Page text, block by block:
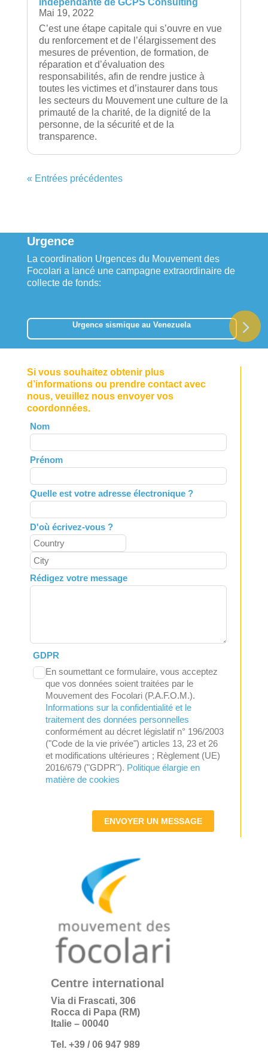
Mai 19, 2022
C’est une étape capitale qui s’ouvre en vue
du renforcement et de l’élargissement des
mesures de prévention, de formation, de
réparation et d’évaluation des
responsabilités, afin de rendre justice à
toutes les victimes et d’instaurer dans tous
les secteurs du Mouvement une culture de la
primauté de la charité, de la dignité de la
personne, de la sécurité et de la
transparence.
« Entrées précédentes
Urgence
La coordination Urgences du Mouvement des
Focolari a lancé une campagne extraordinaire de
collecte de fonds:
Urgence sismique au Venezuela
Si vous souhaitez obtenir plus
d’informations ou prendre contact avec
nous, veuillez nous envoyer vos
coordonnées.
Leave
this
field
blank
Nom
Prénom
Quelle est votre adresse électronique ?
D'où écrivez-vous ?
Rédigez votre message
GDPR
En soumettant ce formulaire, vous acceptez
que vos données soient traitées par le
Mouvement des Focolari (P.A.F.O.M.).
Informations sur la confidentialité et le
traitement des données personnelles
conformément au décret législatif n° 196/2003
("Code de la vie privée") articles 13, 23 et 26
et modifications ultérieures ; Règlement (UE)
2016/679 ("GDPR"). Politique élargie en
matière de cookies
ENVOYER UN MESSAGE
Centre international
Via di Frascati, 306
Rocca di Papa (RM)
Italie – 00040
Tel. +39 / 06 947 989